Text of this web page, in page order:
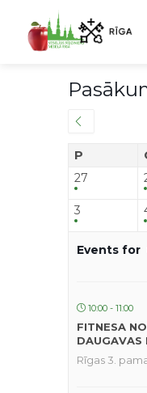
P
27
3
Events for
10:00 - 11:00
FITNESA
DAUGAVAS
Rīgas 3.